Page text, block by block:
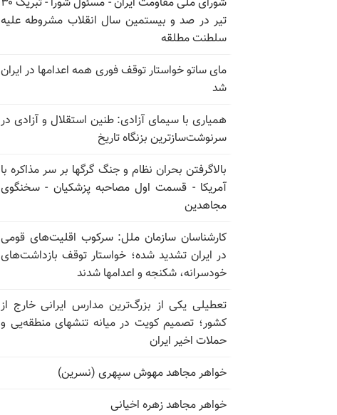
تیر در صد و بیستمین سال انقلاب مشروطه علیه
سلطنت مطلقه
مای ساتو خواستار توقف فوری همه اعدامها در ایران
شد
همیاری با سیمای آزادی: طنین استقلال و آزادی در
سرنوشت‌سازترین بزنگاه تاریخ
بالا‌گرفتن بحران نظام و جنگ گرگها بر سر مذاکره با
آمریکا - قسمت اول مصاحبه پزشکیان - سخنگوی
مجاهدین
کارشناسان سازمان ملل: سرکوب اقلیت‌های قومی
در ایران تشدید شده؛ خواستار توقف بازداشت‌های
خودسرانه، شکنجه و اعدامها شدند
تعطیلی یکی از بزرگ‌ترین مدارس ایرانی خارج از
کشور؛ تصمیم کویت در میانه تنشهای منطقه‌یی و
حملات اخیر ایران
خواهر مجاهد مهوش سپهری (نسرین)
خواهر مجاهد زهره اخیانی